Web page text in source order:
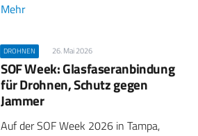
Mehr
DROHNEN 26. Mai 2026
SOF Week: Glasfaseranbindung
für Drohnen, Schutz gegen
Jammer
Auf der SOF Week 2026 in Tampa,